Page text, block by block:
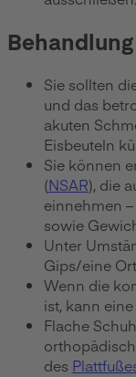
Behandlung
Sie sollten
und das
akuten
Eisbeuteln
Sie können
(NSAR), die
einnehmen
sowie
Unter
Gips/eine
Wenn die
ist, kann
Flache
des